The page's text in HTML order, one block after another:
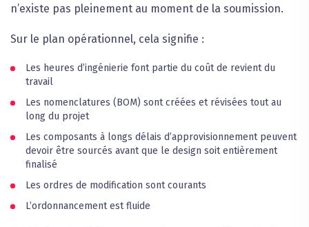
n’existe pas pleinement au moment de la soumission.
Sur le plan opérationnel, cela signifie :
Les heures d’ingénierie font partie du coût de revient du
travail
Les nomenclatures (BOM) sont créées et révisées tout au
long du projet
Les composants à longs délais d’approvisionnement peuvent
devoir être sourcés avant que le design soit entièrement
finalisé
Les ordres de modification sont courants
L’ordonnancement est fluide